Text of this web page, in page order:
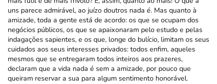
uns parece admirável, ao juízo doutros nada é. Mas quanto à
amizade, toda a gente está de acordo: os que se ocupam dos
negócios públicos, os que se apaixonaram pelo estudo e pelas
indagações sapientes, e os que, longe do bulício, limitam os seus
cuidados aos seus interesses privados: todos enfim, aqueles
mesmos que se entregaram todos inteiros aos prazeres,
declaram que a vida nada é sem a amizade, por pouco que
queiram reservar a sua para algum sentimento honorável.